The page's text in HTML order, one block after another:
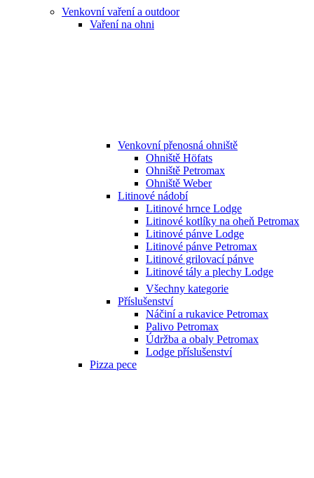
Venkovní vaření a outdoor
Vaření na ohni
Venkovní přenosná ohniště
Ohniště Höfats
Ohniště Petromax
Ohniště Weber
Litinové nádobí
Litinové hrnce Lodge
Litinové kotlíky na oheň Petromax
Litinové pánve Lodge
Litinové pánve Petromax
Litinové grilovací pánve
Litinové tály a plechy Lodge
Všechny kategorie
Příslušenství
Náčiní a rukavice Petromax
Palivo Petromax
Údržba a obaly Petromax
Lodge příslušenství
Pizza pece